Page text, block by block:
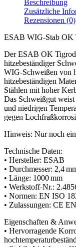
Beschreibung
Zusätzliche
Rezensionen (0)
ESAB WIG-Stab OK
Der ESAB OK
hitzebeständiger
WIG-Schweißen von
hitzebeständigen
Stählen mit hoher
Das Schweißgut weist
und niedrigen
gegen
Hinweis: Nur noch
Technische Daten:
• Hersteller: ESAB
• Durchmesser: 2,4
• Länge: 1000 mm
• Werkstoff-Nr.:
• Normen: EN ISO
• Zulassungen: CE
Eigenschaften &
• Hervorragende